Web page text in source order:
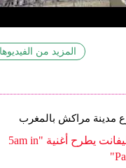
المزيد من
مدينة مراكش بالمغرب
النجم الفلسطيني سانت ليفانت يطرح أغنية "5am in